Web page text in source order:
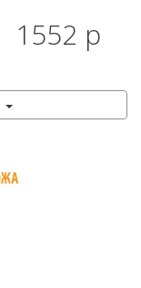
1552 р